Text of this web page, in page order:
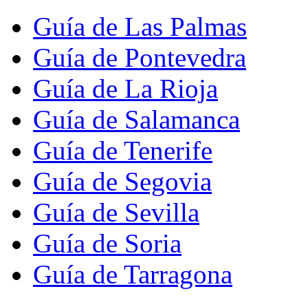
Guía de Las Palmas
Guía de Pontevedra
Guía de La Rioja
Guía de Salamanca
Guía de Tenerife
Guía de Segovia
Guía de Sevilla
Guía de Soria
Guía de Tarragona